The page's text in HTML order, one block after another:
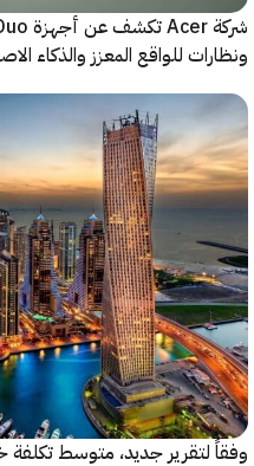
للواقع المعزز والذكاء
جديد، متوسط تكلفة خرق